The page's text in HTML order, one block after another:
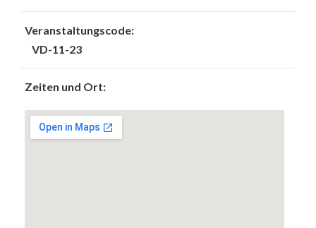
Veranstaltungscode:
VD-11-23
Zeiten und Ort: